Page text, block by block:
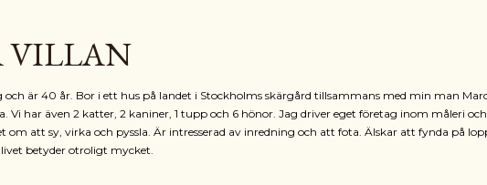
VILLAN
och är 40 år. Bor i ett hus på landet i Stockholms skärgård tillsammans med min man
Vi har även 2 katter, 2 kaniner, 1 tupp och 6 hönor. Jag driver eget företag inom måleri
om att sy, virka och pyssla. Är intresserad av inredning och att fota. Älskar att fynda på
betyder otroligt mycket.